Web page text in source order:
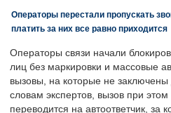
Операторы перестали пропускать
платить за них все равно приходится
Операторы связи начали
лиц без маркировки и массовые
вызовы, на которые не
словам экспертов, вызов при
переводится на автоответчик, за